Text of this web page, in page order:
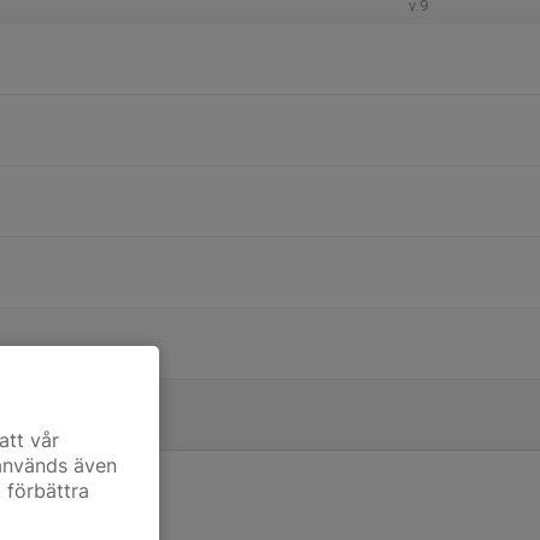
v.9
vår
även
förbättra